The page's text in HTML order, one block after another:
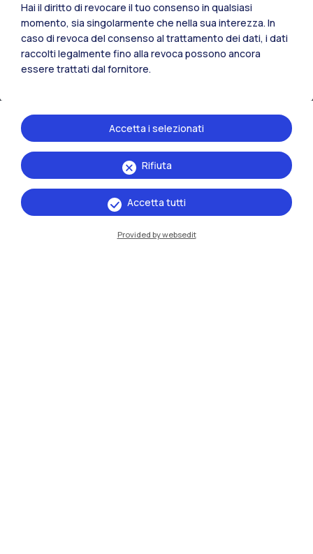
IT EN
Sedi
Milano Leonardo
Hai il diritto di revocare il tuo consenso in qualsiasi
momento, sia singolarmente che nella sua interezza. In
caso di revoca del consenso al trattamento dei dati, i dati
raccolti legalmente fino alla revoca possono ancora
essere trattati dal fornitore.
Rifiuta
Accetta i selezionati
Accetta tutti
Provided by websedit